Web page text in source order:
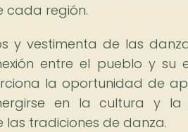
cada región.
y vestimenta de las
entre el pueblo y su
la oportunidad de
en la cultura y
tradiciones de danza.